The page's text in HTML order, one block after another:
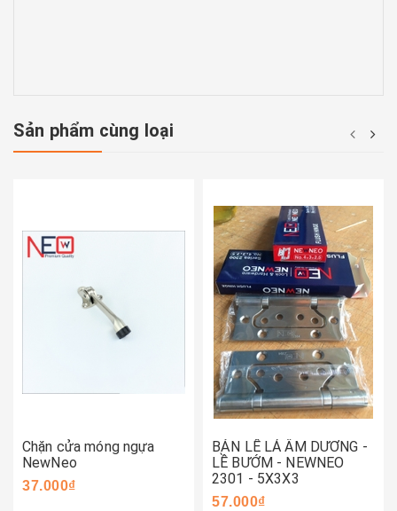
Sản phẩm cùng loại
Chặn cửa móng ngựa
NewNeo
37.000₫
BẢN LỀ LÁ ÂM DƯƠNG -
LỀ BƯỚM - NEWNEO
2301 - 5X3X3
57.000₫